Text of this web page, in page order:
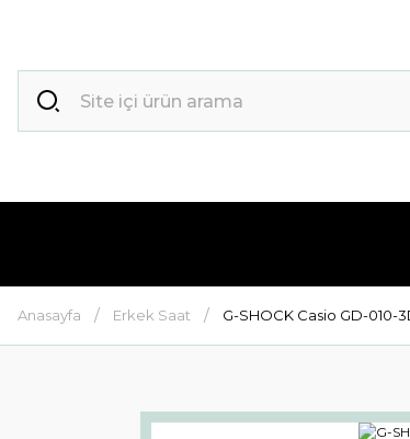
Anasayfa Erkek Saat G-SHOCK Casio GD-010-